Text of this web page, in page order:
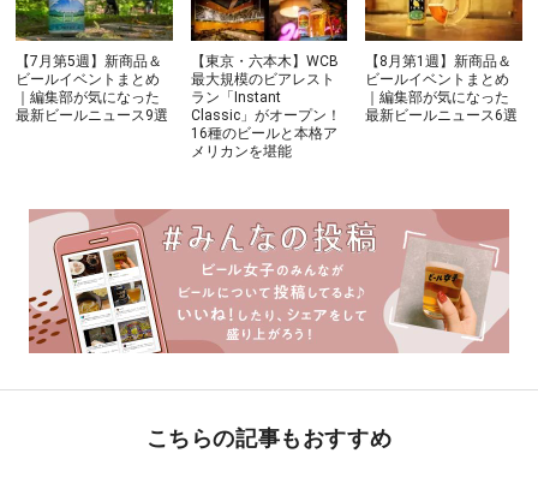
【7月第5週】新商品＆
ビールイベントまとめ
｜編集部が気になった
最新ビールニュース9選
【東京・六本木】WCB
最大規模のビアレスト
ラン「Instant
Classic」がオープン！
16種のビールと本格ア
メリカンを堪能
【8月第1週】新商品＆
ビールイベントまとめ
｜編集部が気になった
最新ビールニュース6選
こちらの記事もおすすめ